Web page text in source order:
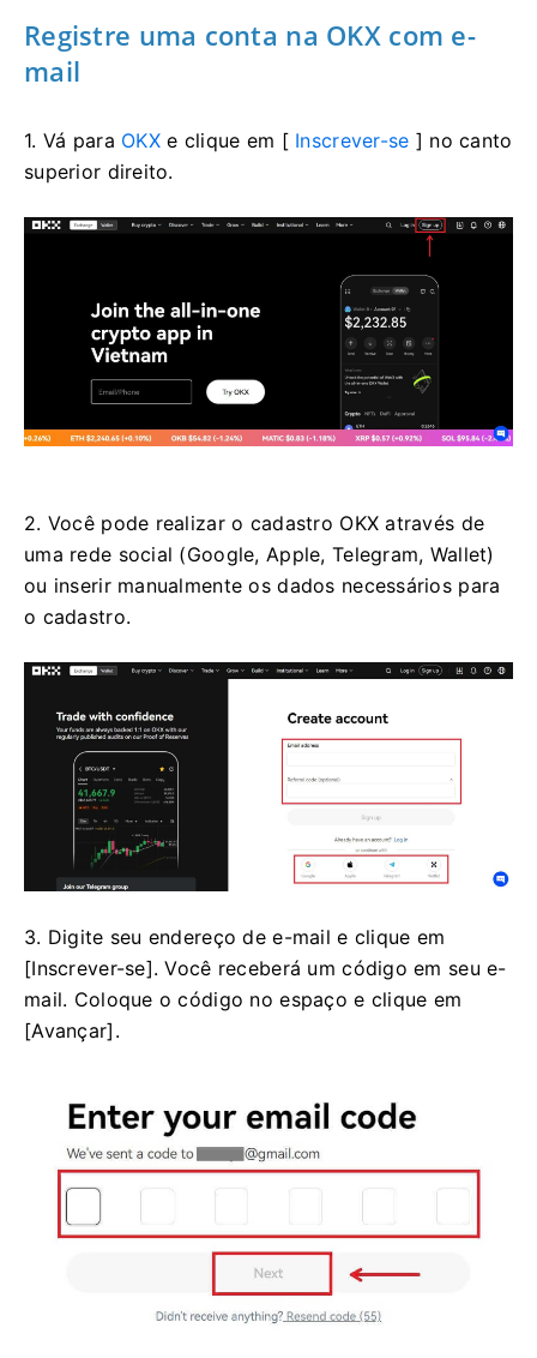
Registre uma conta na OKX com e-
mail
1. Vá para OKXe clique em [ Inscrever-se ] no canto
superior direito.
2. Você pode realizar o cadastro OKX através de
uma rede social (Google, Apple, Telegram, Wallet)
ou inserir manualmente os dados necessários para
o cadastro.
3. Digite seu endereço de e-mail e clique em
[Inscrever-se]. Você receberá um código em seu e-
mail. Coloque o código no espaço e clique em
[Avançar].